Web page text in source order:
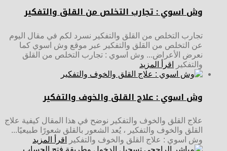
وش اسوي : تجارب التخلص من القلق والتفكير
تجارب التخلص من القلق والتفكير نسرد لكم في مقال اليوم
عن التخلص من القلق والتفكير عبر موقع وش اسوي كما
نعرض الأعراض... وش اسوي : تجارب التخلص من القلق
والتفكير
اقرأ المزيد
وش اسوي : علاج القلق والخوف والتفكير
علاج القلق والخوف والتفكير نوضح في هذا المقال كيفية علاج
القلق والخوف والتفكير ، يُعد الشعور بالقلق شعورًا طبيعيًا...
وش اسوي : علاج القلق والخوف والتفكير
اقرأ المزيد